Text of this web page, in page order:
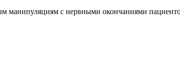
с нервными окончаниями